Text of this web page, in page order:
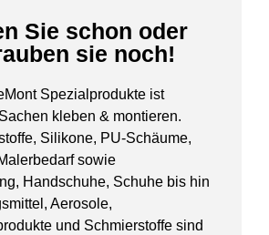
Sie schon oder
sie noch!
Spezialprodukte ist
kleben & montieren.
Silikone, PU-Schäume,
sowie
Handschuhe, Schuhe bis hin
Aerosole,
und Schmierstoffe sind